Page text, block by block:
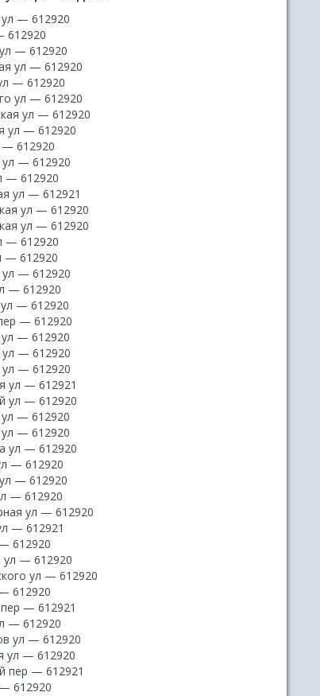
— 612920
612920
— 612920
ул — 612920
— 612920
ул — 612920
ул — 612920
ул — 612920
612920
ул — 612920
— 612920
ул — 612921
ул — 612920
ул — 612920
— 612920
— 612920
— 612920
— 612920
— 612920
— 612920
— 612920
— 612920
— 612920
ул — 612921
ул — 612920
— 612920
— 612920
ул — 612920
— 612920
— 612920
— 612920
ул — 612920
— 612921
612920
ул — 612920
ул — 612920
612920
— 612921
— 612920
ул — 612920
ул — 612920
пер — 612921
612920